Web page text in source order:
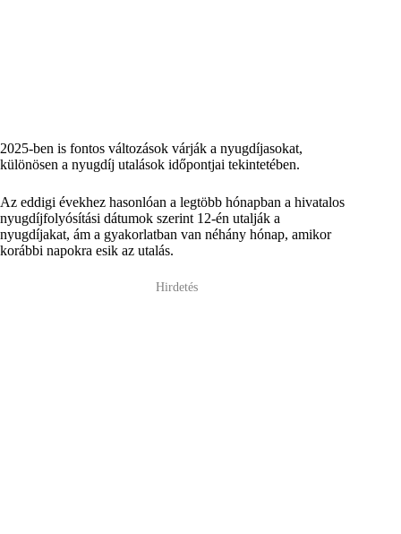
2025-ben is fontos változások várják a nyugdíjasokat,
különösen a nyugdíj utalások időpontjai tekintetében.
Az eddigi évekhez hasonlóan a legtöbb hónapban a hivatalos
nyugdíjfolyósítási dátumok szerint 12-én utalják a
nyugdíjakat, ám a gyakorlatban van néhány hónap, amikor
korábbi napokra esik az utalás.
Hirdetés